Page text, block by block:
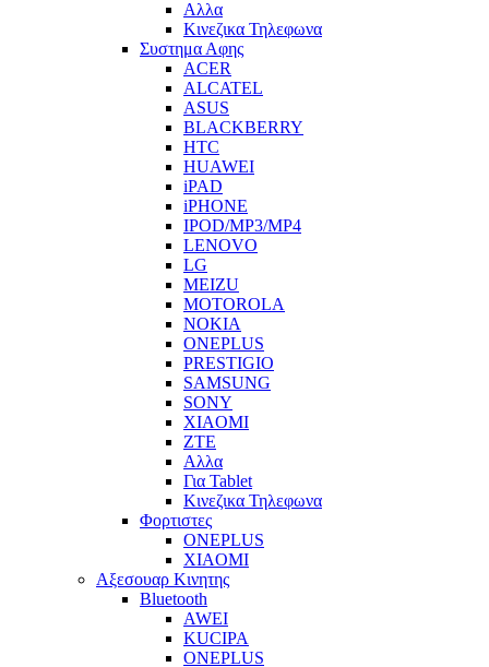
Αλλα
Κινεζικα Τηλεφωνα
Συστημα Αφης
ACER
ALCATEL
ASUS
BLACKBERRY
HTC
HUAWEI
iPAD
iPHONE
IPOD/MP3/MP4
LENOVO
LG
MEIZU
MOTOROLA
NOKIA
ONEPLUS
PRESTIGIO
SAMSUNG
SONY
XIAOMI
ZTE
Αλλα
Για Tablet
Κινεζικα Τηλεφωνα
Φορτιστες
ONEPLUS
XIAOMI
Αξεσουαρ Κινητης
Bluetooth
AWEI
KUCIPA
ONEPLUS